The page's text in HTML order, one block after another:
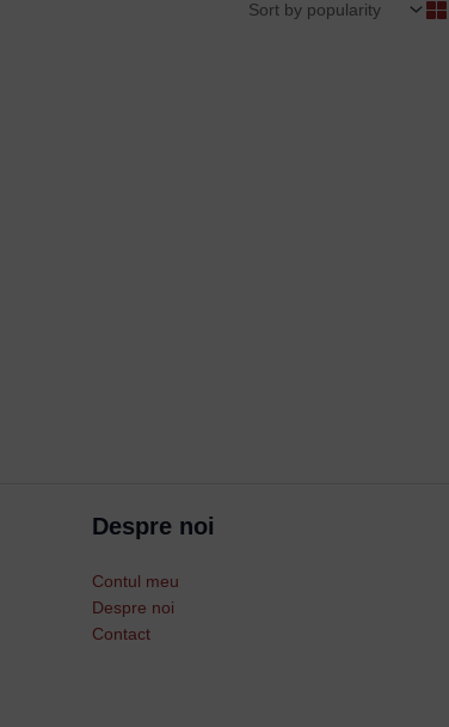
Despre noi
Contul meu
Despre noi
Contact